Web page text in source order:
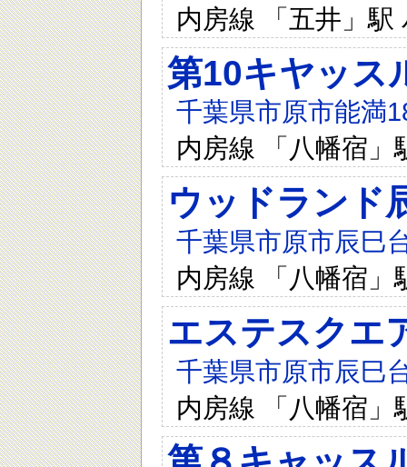
内房線 「五井」駅
第10キヤッス
千葉県市原市能満
内房線 「八幡宿」
ウッドランド
千葉県市原市辰巳
内房線 「八幡宿」
エステスクエ
千葉県市原市辰巳
内房線 「八幡宿」